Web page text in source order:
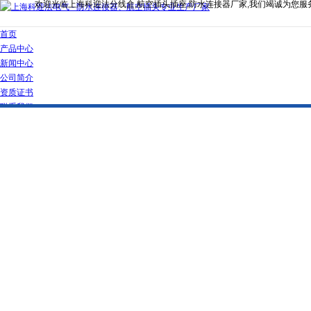
欢迎光临上海科迎法分线盒,航空插头插座,防水连接器厂家,我们竭诚为您服
首页
产品中心
新闻中心
公司简介
资质证书
联系我们